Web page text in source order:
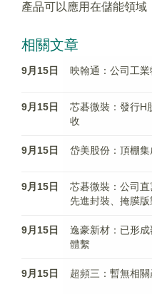
產品可以應用在儲能領域
相關文章
9月15日 映翰通：公司工
9月15日
芯碁微裝：發行H
收
9月15日 岱美股份：頂棚
9月15日
芯碁微裝：公司直
先進封裝、掩膜
9月15日
逸豪新材：已形
體繫
9月15日 超頻三：暫無相